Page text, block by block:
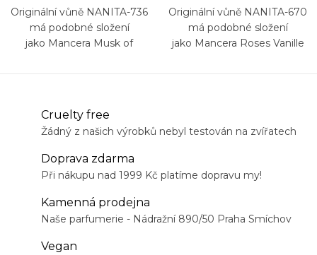
Originální vůně NANITA-736
má podobné složení
jako Mancera Musk of
Originální vůně NANITA-670
má podobné složení
jako Mancera Roses Vanille
Cruelty free
Žádný z našich výrobků nebyl testován na zvířatech
Doprava zdarma
Při nákupu nad 1999 Kč platíme dopravu my!
Kamenná prodejna
Naše parfumerie - Nádražní 890/50 Praha Smíchov
Vegan